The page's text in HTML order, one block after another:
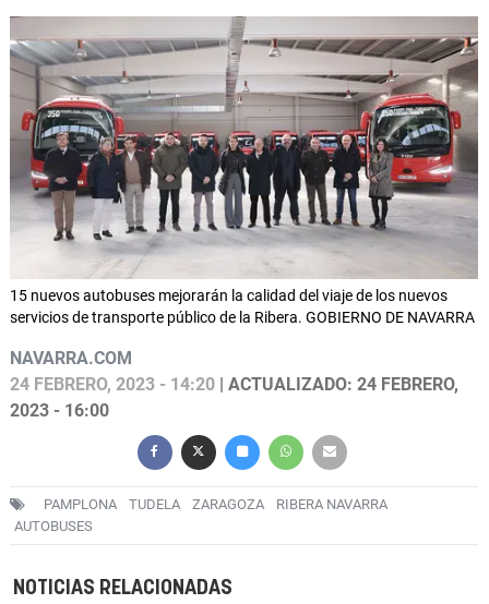
15 nuevos autobuses mejorarán la calidad del viaje de los nuevos
servicios de transporte público de la Ribera. GOBIERNO DE NAVARRA
NAVARRA.COM
24 FEBRERO, 2023 - 14:20 | ACTUALIZADO: 24 FEBRERO,
2023 - 16:00
PAMPLONA TUDELA ZARAGOZA
RIBERA NAVARRA
AUTOBUSES
NOTICIAS RELACIONADAS